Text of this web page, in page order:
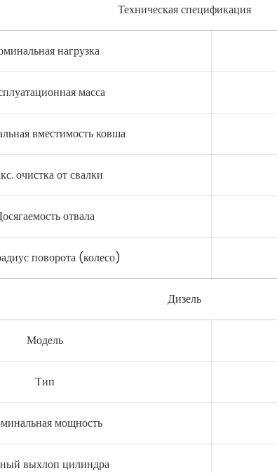
Техническая спецификация
нагрузка
масса
вместимость ковша
очистка от свалки
отвала
поворота (колесо)
Дизель
Модель
Тип
мощность
выхлоп цилиндра